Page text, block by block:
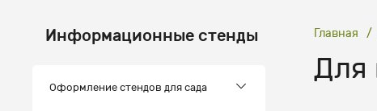
Информационные стенды
Оформление стендов для сада
Главная
Для